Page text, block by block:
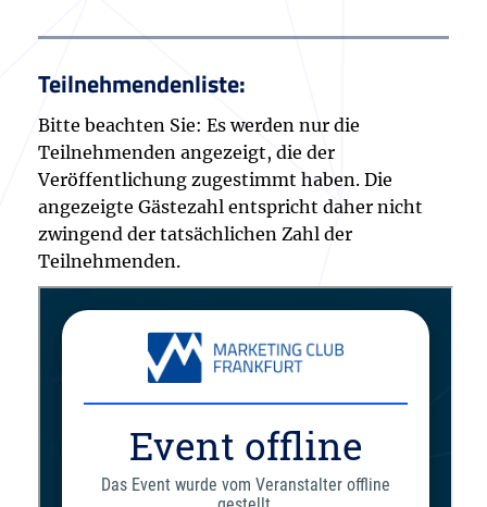
Teilnehmendenliste:
Bitte beachten Sie: Es werden nur die
Teilnehmenden angezeigt, die der
Veröffentlichung zugestimmt haben. Die
angezeigte Gästezahl entspricht daher nicht
zwingend der tatsächlichen Zahl der
Teilnehmenden.